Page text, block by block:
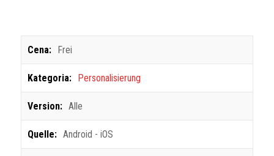
Cena: Frei
Kategoria: Personalisierung
Version: Alle
Quelle: Android - iOS